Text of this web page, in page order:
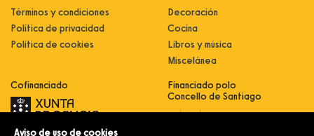
Términos y condiciones
Política de privacidad
Política de cookies
Decoración
Cocina
Libros y música
Miscelánea
Cofinanciado
Financiado polo
Concello de Santiago
Aviso de uso de cookies